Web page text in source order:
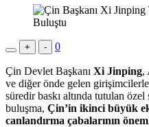
+ - 0
Çin Devlet Başkanı Xi Jinping,
ve diğer önde gelen
süredir baskı altında tutulan
buluşma, Çin’in ikinci büyük
canlandırma çabalarının